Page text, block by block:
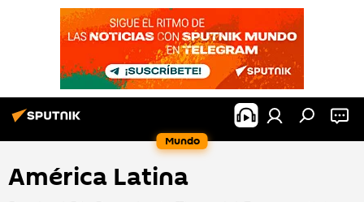
Mundo
América Latina